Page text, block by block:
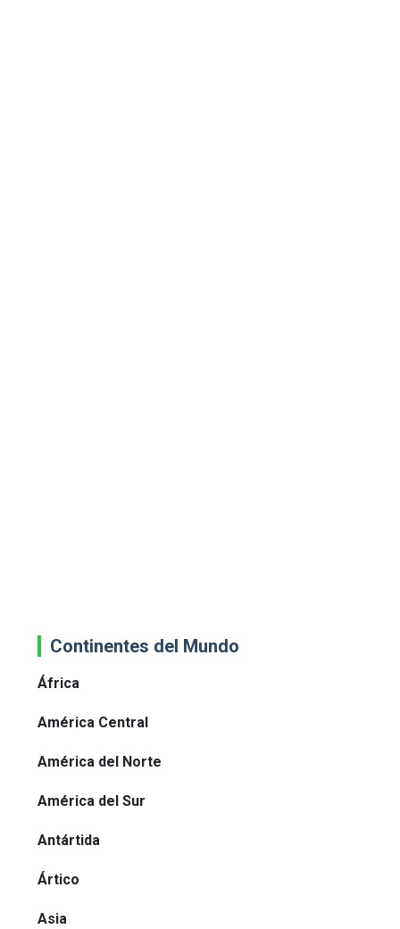
Continentes del Mundo
África
América Central
América del Norte
América del Sur
Antártida
Ártico
Asia